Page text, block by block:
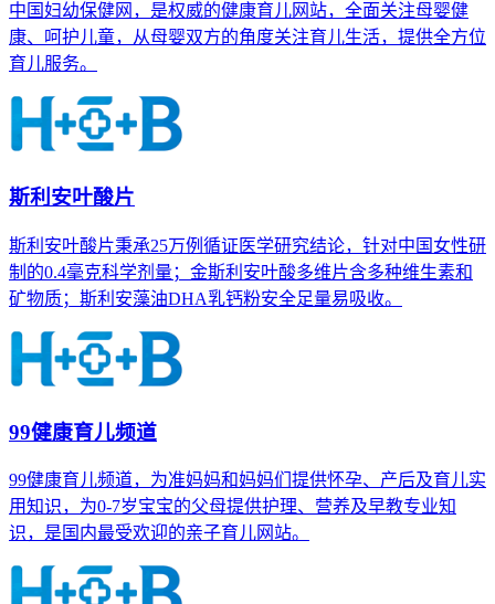
中国妇幼保健网，是权威的健康育儿网站，全面关注母婴健
康、呵护儿童，从母婴双方的角度关注育儿生活，提供全方位
育儿服务。
斯利安叶酸片
斯利安叶酸片秉承25万例循证医学研究结论，针对中国女性研
制的0.4毫克科学剂量；金斯利安叶酸多维片含多种维生素和
矿物质；斯利安藻油DHA乳钙粉安全足量易吸收。
99健康育儿频道
99健康育儿频道，为准妈妈和妈妈们提供怀孕、产后及育儿实
用知识，为0-7岁宝宝的父母提供护理、营养及早教专业知
识，是国内最受欢迎的亲子育儿网站。